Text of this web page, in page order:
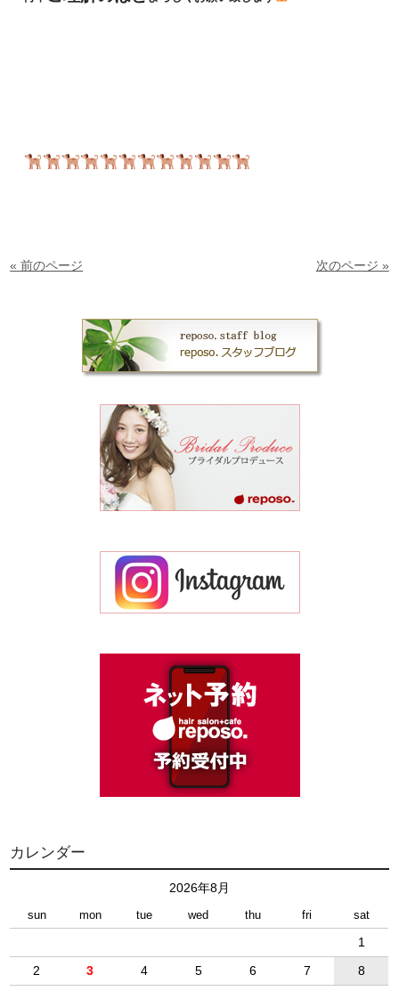
« 前のページ 次のページ »
カレンダー
2026年8月
sun mon tue wed thu fri sat
1
2
3 4 5 6 7
8